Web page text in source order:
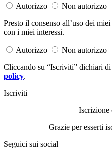
Autorizzo
Non autorizzo
Presto il consenso all’uso dei
con i miei interessi.
Autorizzo
Non autorizzo
Cliccando su “Iscriviti” dichiari di
policy.
Iscriviti
Iscrizione
Grazie per esserti
Seguici sui social